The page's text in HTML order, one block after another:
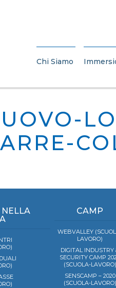
Chi Siamo
NELLA
CAMP
WEBVALLEY
LAVORO)
DIGITAL INDUSTRY
SECURITY CAMP
(SCUOLA-LAVORO)
SENSCAMP – 2020
(SCUOLA-LAVORO)